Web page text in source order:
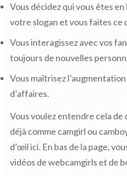
Vous décidez qui vous êtes
votre slogan et vous faites ce
Vous interagissez avec vos
toujours de nouvelles
Vous maîtrisez
d’affaires.
Vous voulez entendre cela de
déjà comme camgirl ou
d’œil ici. En bas de la page,
vidéos de webcamgirls et de